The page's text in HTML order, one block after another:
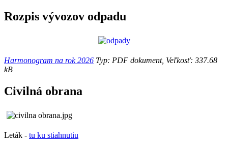
Rozpis vývozov odpadu
Harmonogram na rok 2026 Typ: PDF dokument, Veľkosť: 337.68
kB
Civilná obrana
Leták - tu ku stiahnutiu